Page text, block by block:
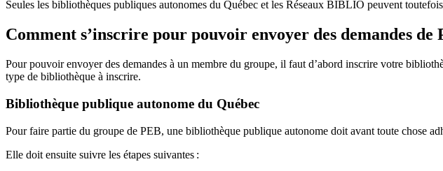
Seules les bibliothèques publiques autonomes du Québec et les Réseaux BIBLIO peuvent
Comment s’inscrire pour pouvoir envoyer des demandes de
Pour pouvoir envoyer des demandes à un membre du groupe, il faut d’abord inscrire votre
type de bibliothèque à inscrire.
Bibliothèque publique autonome du Québec
Pour faire partie du groupe de PEB, une bibliothèque publique autonome doit avant toute chose
Elle doit ensuite suivre les étapes suivantes :